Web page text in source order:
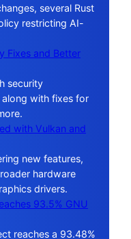
several Rust
restricting AI-
Fixes and Better
security
along with fixes for
with Vulkan and
new features,
hardware
drivers.
93.5% GNU
reaches a 93.48%